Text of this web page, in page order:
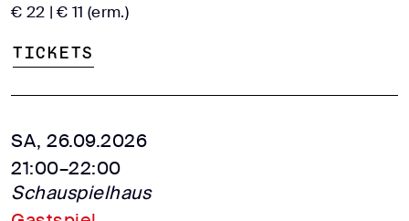
€ 22 | € 11 (erm.)
Tickets
SA, 26.09.2026
21:00–22:00
Schauspielhaus